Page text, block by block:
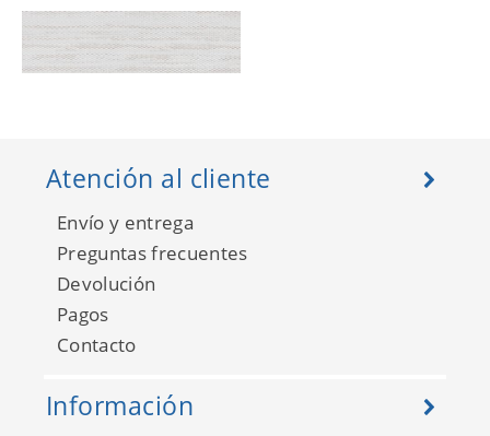
Empire State 26691106
Atención al cliente
Envío y entrega
Preguntas frecuentes
Devolución
Pagos
Contacto
Información